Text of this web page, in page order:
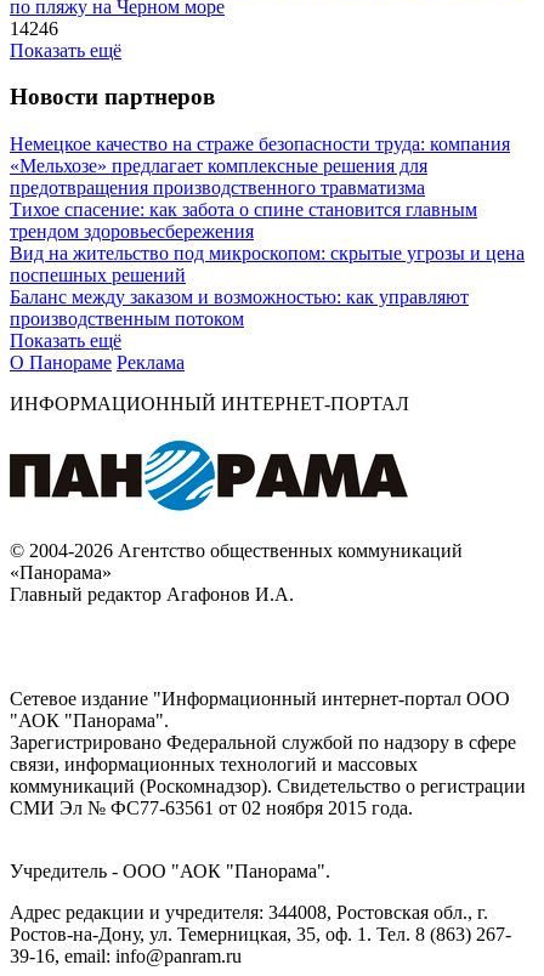
по пляжу на Черном море
14246
Показать ещё
Новости партнеров
Немецкое качество на страже безопасности труда: компания
«Мельхозе» предлагает комплексные решения для
предотвращения производственного травматизма
Тихое спасение: как забота о спине становится главным
трендом здоровьесбережения
Вид на жительство под микроскопом: скрытые угрозы и цена
поспешных решений
Баланс между заказом и возможностью: как управляют
производственным потоком
Показать ещё
О Панораме Реклама
ИНФОРМАЦИОННЫЙ ИНТЕРНЕТ-ПОРТАЛ
© 2004-2026 Агентство общественных коммуникаций
«Панорама»
Главный редактор Агафонов И.А.
Сетевое издание "Информационный интернет-портал ООО
"АОК "Панорама".
Зарегистрировано Федеральной службой по надзору в сфере
связи, информационных технологий и массовых
коммуникаций (Роскомнадзор). Cвидетельство о регистрации
СМИ Эл № ФС77-63561 от 02 ноября 2015 года.
Учредитель - ООО "АОК "Панорама".
Адрес редакции и учредителя: 344008, Ростовская обл., г.
Ростов-на-Дону, ул. Темерницкая, 35, оф. 1. Тел. 8 (863) 267-
39-16, email: info@panram.ru